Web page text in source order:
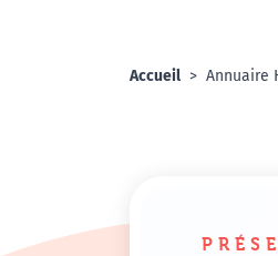
Accueil Annuaire